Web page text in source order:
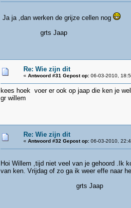
Ja ja ,dan werken de grijze cellen nog
grts Jaap
Re: Wie zijn dit
« Antwoord #31 Gepost op:06-03-2010,
kees hoek voer er ook op jaap die ken je
gr willem
Re: Wie zijn dit
« Antwoord #32 Gepost op:06-03-2010,
Hoi Willem ,tijd niet veel van je gehoord .Ik
van ken. Vrijdag of zo ga ik weer effe naar
grts Jaap